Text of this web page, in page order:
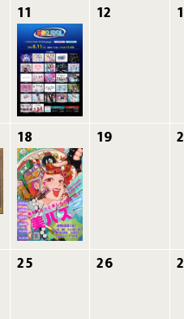
11 12
18 19
25 26